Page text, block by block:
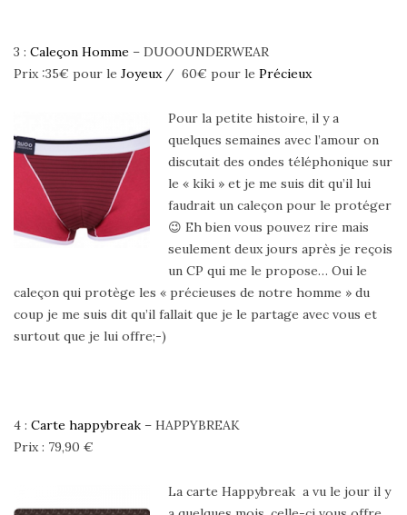
3 : Caleçon Homme – DUOOUNDERWEAR
Prix :35€ pour le Joyeux / 60€ pour le Précieux
Pour la petite histoire, il y a
quelques semaines avec l’amour on
discutait des ondes téléphonique sur
le « kiki » et je me suis dit qu’il lui
faudrait un caleçon pour le protéger
😉 Eh bien vous pouvez rire mais
seulement deux jours après je reçois
un CP qui me le propose… Oui le
caleçon qui protège les « précieuses de notre homme » du
coup je me suis dit qu’il fallait que je le partage avec vous et
surtout que je lui offre;-)
4 : Carte happybreak – HAPPYBREAK
Prix : 79,90 €
La carte Happybreak a vu le jour il y